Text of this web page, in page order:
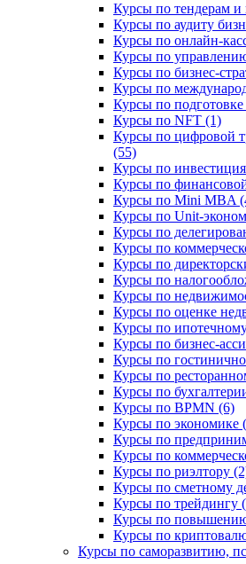
Курсы по тендерам и
Курсы по аудиту
Курсы по онлайн-
Курсы по
Курсы по бизнес-
Курсы по
Курсы по
Курсы по NFT (1)
Курсы по цифровой
(55)
Курсы по
Курсы по
Курсы по Mini MBA
Курсы по Unit-
Курсы по
Курсы по
Курсы по
Курсы по
Курсы по
Курсы по оценке
Курсы по
Курсы по бизнес-
Курсы по
Курсы по
Курсы по
Курсы по BPMN (6)
Курсы по экономике
Курсы по
Курсы по
Курсы по риэлтору
Курсы по сметному
Курсы по трейдингу
Курсы по
Курсы по
Курсы по саморазвитию,